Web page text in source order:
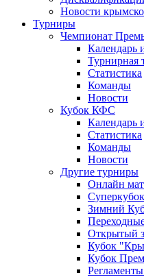
Новости
Турниры
Чемпионат
Календарь
Турнирная
Статистика
Команды
Новости
Кубок КФС
Календарь
Статистика
Команды
Новости
Другие турниры
Онлайн
Зимний
Открытый
Кубок
Кубок